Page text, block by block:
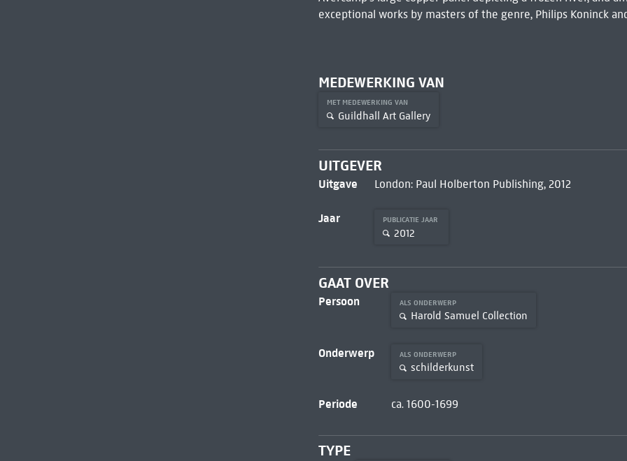
exceptional works by masters of the genre, Philips Koninck
MEDEWERKING VAN
MET MEDEWERKING VAN
Guildhall Art Gallery
UITGEVER
Uitgave London: Paul Holberton Publishing, 2012
Jaar PUBLICATIE JAAR
2012
GAAT OVER
Persoon ALS ONDERWERP
Harold Samuel Collection
Onderwerp ALS ONDERWERP
schilderkunst
Periode ca. 1600-1699
TYPE